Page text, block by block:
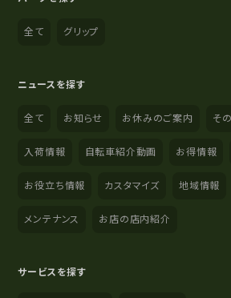
全て グリップ
ニュースを探す
全て お知らせ お休みのご案内 そ
入荷情報 自転車紹介動画 お得情報
お役立ち情報 カスタマイズ 地域情報
メンテナンス お店の店内紹介
サービスを探す